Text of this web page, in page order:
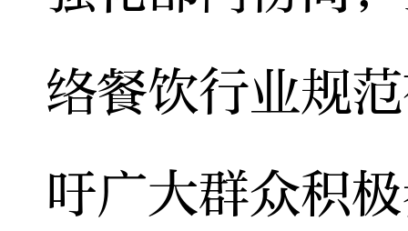
络餐饮行业规
吁广大群众积